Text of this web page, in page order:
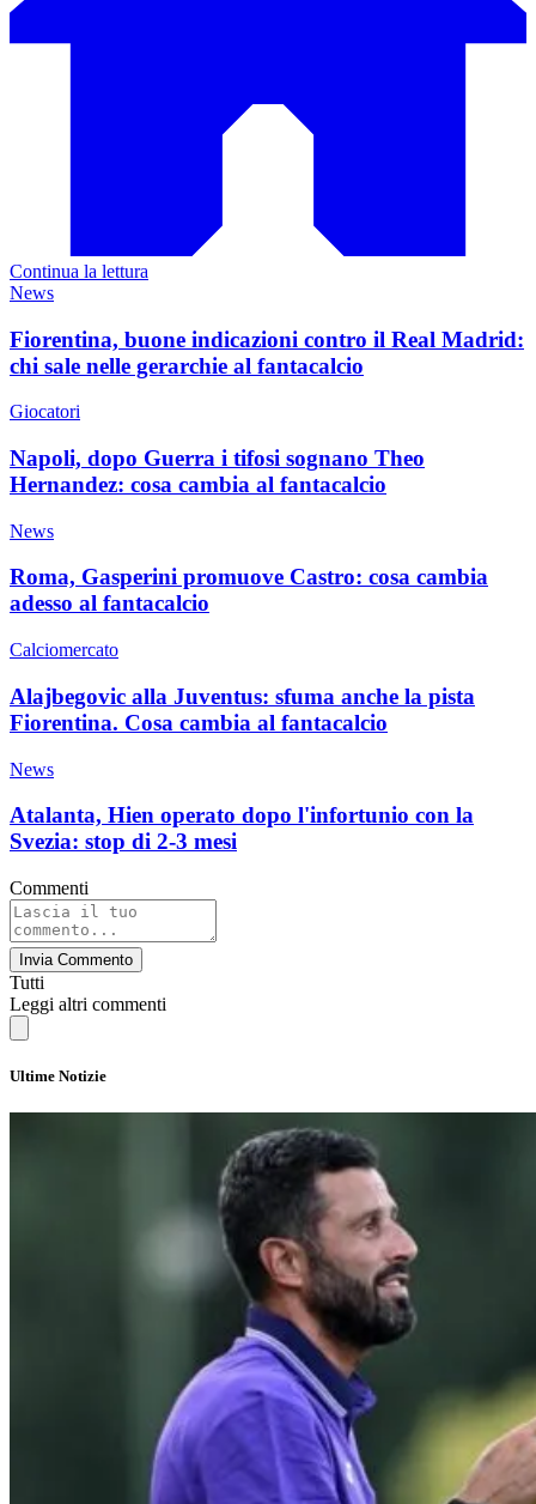
Continua la lettura
News
Fiorentina, buone indicazioni contro il Real Madrid:
chi sale nelle gerarchie al fantacalcio
Giocatori
Napoli, dopo Guerra i tifosi sognano Theo
Hernandez: cosa cambia al fantacalcio
News
Roma, Gasperini promuove Castro: cosa cambia
adesso al fantacalcio
Calciomercato
Alajbegovic alla Juventus: sfuma anche la pista
Fiorentina. Cosa cambia al fantacalcio
News
Atalanta, Hien operato dopo l'infortunio con la
Svezia: stop di 2-3 mesi
Commenti
Invia Commento
Tutti
Leggi altri commenti
Ultime Notizie